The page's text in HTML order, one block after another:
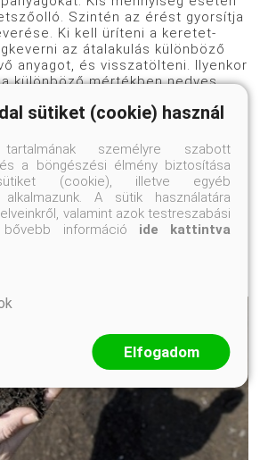
Szintén az érést gyorsítja
Ki kell üríteni a keretet-
az átalakulás különböző
anyagot, és visszatölteni. Ilyenkor
különböző mértékben nedves
dönteni, hogy kell-e víz
vagy túl nedves, tehát
ha nem esünk túlzásba a keret
megválasztásakor, mert így
alatt lehet tartani a
sütiket (cookie) használ
tartalmának személyre szabott
a böngészési élmény biztosítása
(cookie), illetve egyéb
alkalmazunk. A sütik használatára
valamint azok testreszabási
bővebb információ ide kattintva
Elfogadom